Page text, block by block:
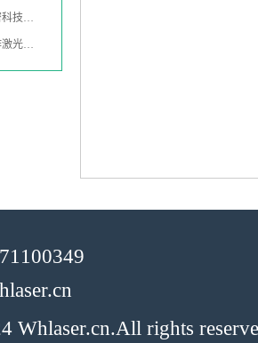
松盛光电&湖南健坤精密科技合作
松盛光电&东程激光合作激光切割
Whlaser.cn.All rights